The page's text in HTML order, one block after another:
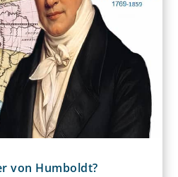
von Humboldt?